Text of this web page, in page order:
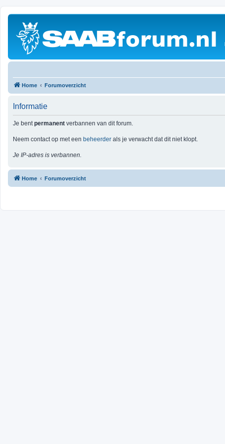
Home Forumoverzicht
Informatie
Je bentpermanent verbannen van dit forum.
Neem contact op met een beheerder als je verwacht dat dit niet klopt.
Je IP-adres is verbannen.
Home Forumoverzicht